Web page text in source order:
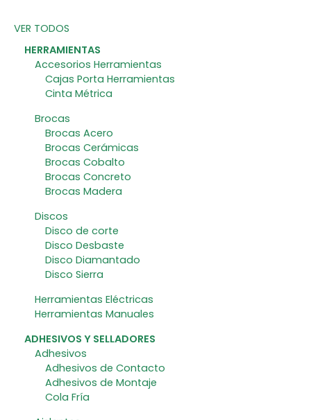
VER TODOS
HERRAMIENTAS
Accesorios Herramientas
Cajas Porta Herramientas
Cinta Métrica
Brocas
Brocas Acero
Brocas Cerámicas
Brocas Cobalto
Brocas Concreto
Brocas Madera
Discos
Disco de corte
Disco Desbaste
Disco Diamantado
Disco Sierra
Herramientas Eléctricas
Herramientas Manuales
ADHESIVOS Y SELLADORES
Adhesivos
Adhesivos de Contacto
Adhesivos de Montaje
Cola Fría